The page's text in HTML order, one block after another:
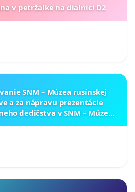
v petržalke na dialnici D2
SNM – Múzea rusínskej
a za nápravu prezentácie
dedičstva v SNM – Múzeu